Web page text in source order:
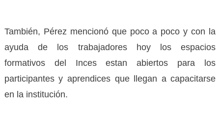
También, Pérez mencionó que poco a poco y con la
ayuda de los trabajadores hoy los espacios
formativos del Inces estan abiertos para los
participantes y aprendices que llegan a capacitarse
en la institución.